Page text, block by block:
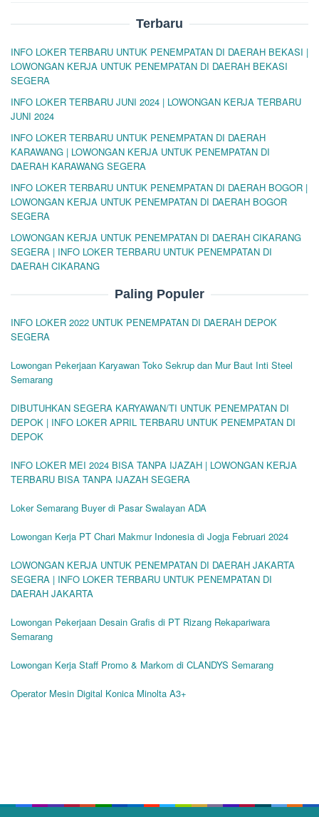
Terbaru
INFO LOKER TERBARU UNTUK PENEMPATAN DI DAERAH BEKASI |
LOWONGAN KERJA UNTUK PENEMPATAN DI DAERAH BEKASI
SEGERA
INFO LOKER TERBARU JUNI 2024 | LOWONGAN KERJA TERBARU
JUNI 2024
INFO LOKER TERBARU UNTUK PENEMPATAN DI DAERAH
KARAWANG | LOWONGAN KERJA UNTUK PENEMPATAN DI
DAERAH KARAWANG SEGERA
INFO LOKER TERBARU UNTUK PENEMPATAN DI DAERAH BOGOR |
LOWONGAN KERJA UNTUK PENEMPATAN DI DAERAH BOGOR
SEGERA
LOWONGAN KERJA UNTUK PENEMPATAN DI DAERAH CIKARANG
SEGERA | INFO LOKER TERBARU UNTUK PENEMPATAN DI
DAERAH CIKARANG
Paling Populer
INFO LOKER 2022 UNTUK PENEMPATAN DI DAERAH DEPOK
SEGERA
Lowongan Pekerjaan Karyawan Toko Sekrup dan Mur Baut Inti Steel
Semarang
DIBUTUHKAN SEGERA KARYAWAN/TI UNTUK PENEMPATAN DI
DEPOK | INFO LOKER APRIL TERBARU UNTUK PENEMPATAN DI
DEPOK
INFO LOKER MEI 2024 BISA TANPA IJAZAH | LOWONGAN KERJA
TERBARU BISA TANPA IJAZAH SEGERA
Loker Semarang Buyer di Pasar Swalayan ADA
Lowongan Kerja PT Chari Makmur Indonesia di Jogja Februari 2024
LOWONGAN KERJA UNTUK PENEMPATAN DI DAERAH JAKARTA
SEGERA | INFO LOKER TERBARU UNTUK PENEMPATAN DI
DAERAH JAKARTA
Lowongan Pekerjaan Desain Grafis di PT Rizang Rekapariwara
Semarang
Lowongan Kerja Staff Promo & Markom di CLANDYS Semarang
Operator Mesin Digital Konica Minolta A3+